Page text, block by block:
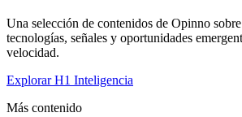
Una selección de contenidos de Opinno
tecnologías, señales y oportunidades
velocidad.
Explorar H1 Inteligencia
Más contenido